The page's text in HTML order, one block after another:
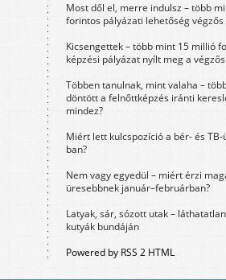
Most dől el, merre indulsz – több
forintos pályázati lehetőség végzős
Kicsengettek – több mint 15 millió
képzési pályázat nyílt meg a
Többen tanulnak, mint valaha –
döntött a felnőttképzés iránti
mindez?
Miért lett kulcspozíció a bér- és
ban?
Nem vagy egyedül – miért érzi
üresebbnek január–februárban?
Latyak, sár, sózott utak –
kutyák bundáján
Powered by RSS 2 HTML